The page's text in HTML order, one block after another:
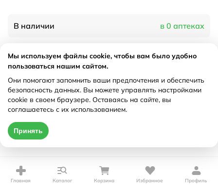
В наличии в 0 аптеках
Характеристики
Рецепт Не требуется
Цена действительна только при оформлении онлайн
Главная Каталог Корзина Избранное Профиль
Мы используем файлы cookie, чтобы вам было удобно
пользоваться нашим сайтом.
Они помогают запомнить ваши предпочтения и обеспечить
безопасность данных. Вы можете управлять настройками
cookie в своем браузере. Оставаясь на сайте, вы
соглашаетесь с их использованием.
Принять